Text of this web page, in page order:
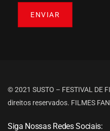
ENVIAR
© 2021 SUSTO – FESTIVAL DE
direitos reservados. FILMES
Siga Nossas Redes Sociais: